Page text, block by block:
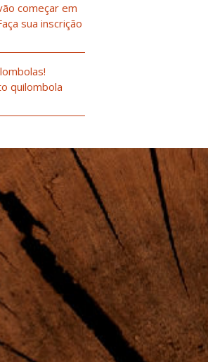
começar em
sua inscrição
quilombola